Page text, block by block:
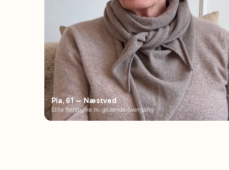
Pia, 61 — Næstved
Elite flerstyrke m. glidende overgang